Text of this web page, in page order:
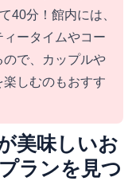
40分！館内には、
ータイムやコー
ので、カップルや
しむのもおすす
美味しいお
ランを見つ